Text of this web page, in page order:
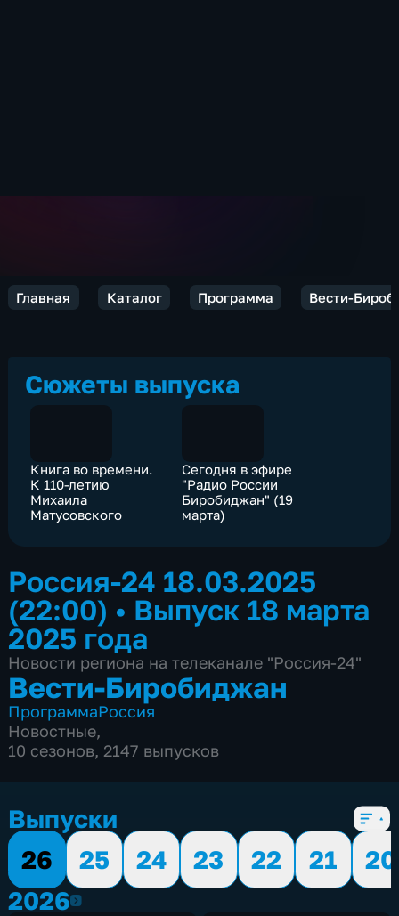
Главная Каталог Программа Вести-
Сюжеты выпуска
Книга во времени.
К 110-летию
Михаила
Матусовского
Сегодня в эфире
"Радио России
Биробиджан" (19
марта)
Россия-24 18.03.2025
(22:00) • Выпуск 18 марта
2025 года
Новости региона на телеканале "Россия-24"
Вести-Биробиджан
ПрограммаРоссия
Новостные,
10 сезонов, 2147 выпусков
Выпуски
26
25 24 23 22 21
20
20262026